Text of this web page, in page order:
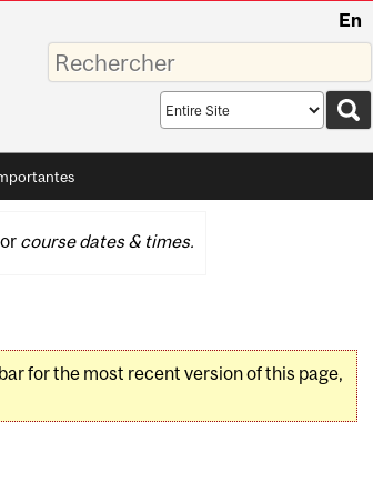
En
Saisissez
vos
mots-
Search
scope
course dates & times.
for the most recent version of this page,